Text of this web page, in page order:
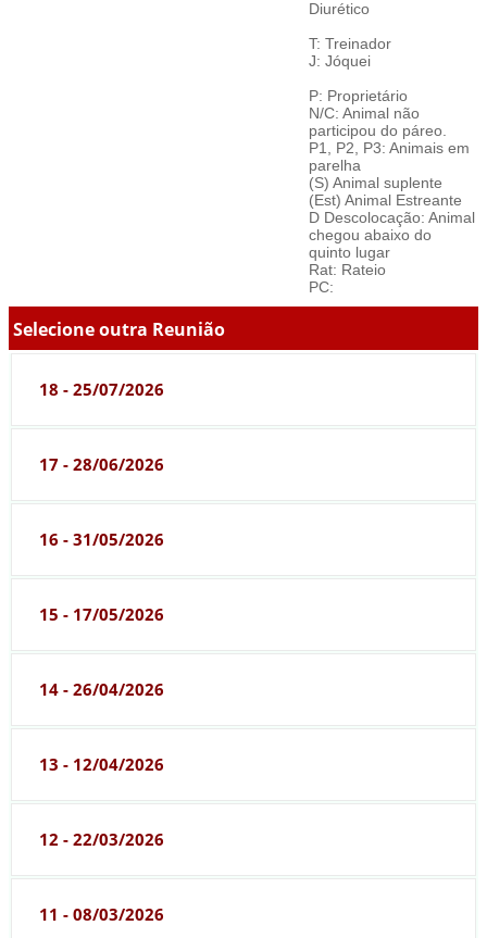
Diurético
T: Treinador
J: Jóquei
P: Proprietário
N/C: Animal não
participou do páreo.
P1, P2, P3: Animais em
parelha
(S) Animal suplente
(Est) Animal Estreante
D Descolocação: Animal
chegou abaixo do
quinto lugar
Rat: Rateio
PC:
Selecione outra Reunião
18 - 25/07/2026
17 - 28/06/2026
16 - 31/05/2026
15 - 17/05/2026
14 - 26/04/2026
13 - 12/04/2026
12 - 22/03/2026
11 - 08/03/2026